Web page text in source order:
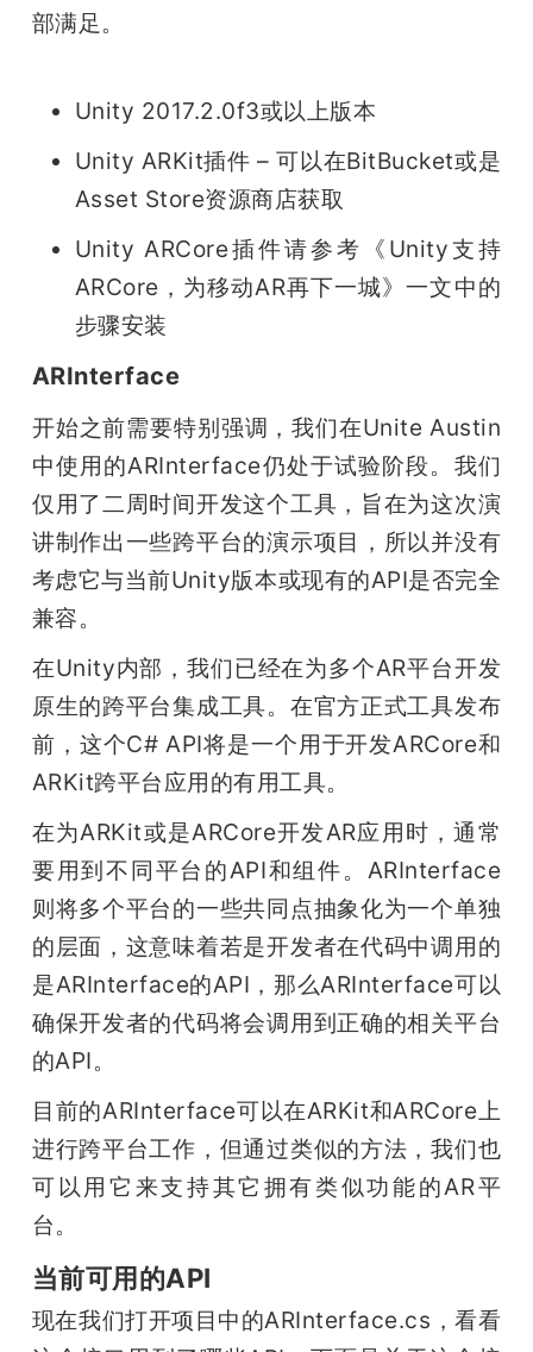
部满足。
Unity 2017.2.0f3或以上版本
Unity ARKit插件 – 可以在BitBucket或是
Asset Store资源商店获取
Unity ARCore插件请参考《Unity支持
ARCore，为移动AR再下一城》一文中的
步骤安装
ARInterface
开始之前需要特别强调，我们在Unite Austin
中使用的ARInterface仍处于试验阶段。我们
仅用了二周时间开发这个工具，旨在为这次演
讲制作出一些跨平台的演示项目，所以并没有
考虑它与当前Unity版本或现有的API是否完全
兼容。
在Unity内部，我们已经在为多个AR平台开发
原生的跨平台集成工具。在官方正式工具发布
前，这个C# API将是一个用于开发ARCore和
ARKit跨平台应用的有用工具。
在为ARKit或是ARCore开发AR应用时，通常
要用到不同平台的API和组件。ARInterface
则将多个平台的一些共同点抽象化为一个单独
的层面，这意味着若是开发者在代码中调用的
是ARInterface的API，那么ARInterface可以
确保开发者的代码将会调用到正确的相关平台
的API。
目前的ARInterface可以在ARKit和ARCore上
进行跨平台工作，但通过类似的方法，我们也
可以用它来支持其它拥有类似功能的AR平
台。
当前可用的API
现在我们打开项目中的ARInterface.cs，看看